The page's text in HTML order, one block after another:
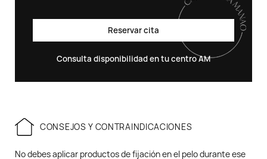
Reservar cita
Consulta disponibilidad en tu centro AM
CONSEJOS Y CONTRAINDICACIONES
No debes aplicar productos de fijación en el pelo durante ese